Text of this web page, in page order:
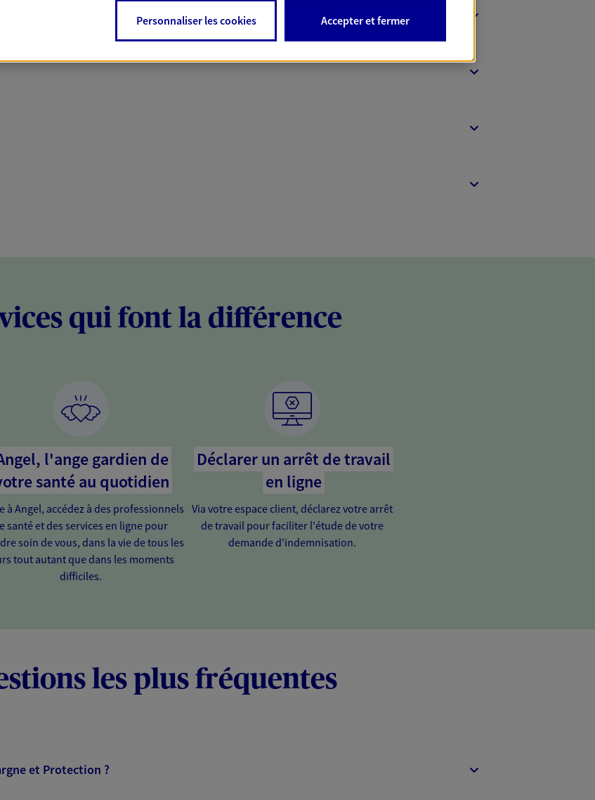
qui font la différence
l'ange gardien de
santé au quotidien
à Angel, accédez à des professionnels
santé et des services en ligne pour
soin de vous, dans la vie de tous les
tout autant que dans les moments
difficiles.
Déclarer un arrêt de travail
en ligne
Via votre espace client, déclarez votre arrêt
de travail pour faciliter l'étude de votre
demande d'indemnisation.
les plus fréquentes
et Protection ?
Personnaliser les cookies Accepter et fermer